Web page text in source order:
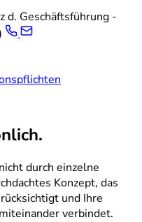
d. Geschäftsführung -
durch einzelne
Konzept, das
und Ihre
verbindet.